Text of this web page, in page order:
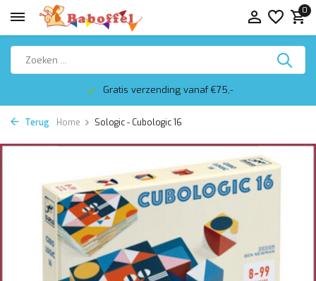
0
Gratis verzending vanaf €75,-
Terug Home Sologic - Cubologic 16